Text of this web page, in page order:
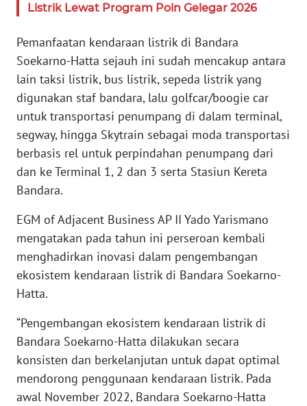
Listrik Lewat Program Poin Gelegar 2026
Pemanfaatan kendaraan listrik di Bandara
Soekarno-Hatta sejauh ini sudah mencakup antara
lain taksi listrik, bus listrik, sepeda listrik yang
digunakan staf bandara, lalu golfcar/boogie car
untuk transportasi penumpang di dalam terminal,
segway, hingga Skytrain sebagai moda transportasi
berbasis rel untuk perpindahan penumpang dari
dan ke Terminal 1, 2 dan 3 serta Stasiun Kereta
Bandara.
EGM of Adjacent Business AP II Yado Yarismano
mengatakan pada tahun ini perseroan kembali
menghadirkan inovasi dalam pengembangan
ekosistem kendaraan listrik di Bandara Soekarno-
Hatta.
“Pengembangan ekosistem kendaraan listrik di
Bandara Soekarno-Hatta dilakukan secara
konsisten dan berkelanjutan untuk dapat optimal
mendorong penggunaan kendaraan listrik. Pada
awal November 2022, Bandara Soekarno-Hatta
News
Regional
SUMUT
WN
JAKARTA
WN
WN
BANTEN
WN
WN
KEPRI
WN